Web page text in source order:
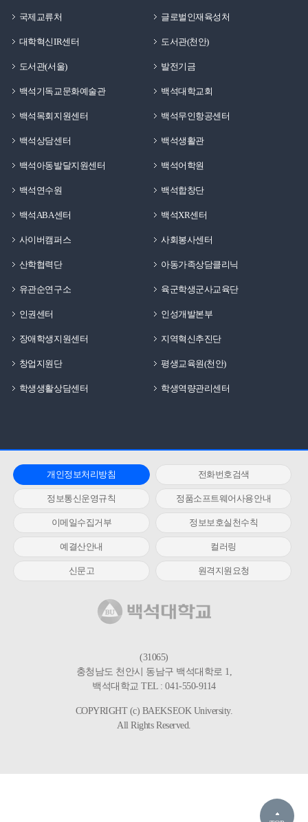
국제교류처 글로벌인재육성처
대학혁신IR센터 도서관(천안)
도서관(서울) 발전기금
백석기독교문화예술관 백석대학교회
백석목회지원센터 백석무인항공센터
백석상담센터 백석생활관
백석아동발달지원센터 백석어학원
백석연수원 백석합창단
백석ABA센터 백석XR센터
사이버캠퍼스 사회봉사센터
산학협력단 아동가족상담클리닉
유관순연구소 육군학생군사교육단
인권센터 인성개발본부
장애학생지원센터 지역혁신추진단
창업지원단 평생교육원(천안)
학생생활상담센터 학생역량관리센터
개인정보처리방침 전화번호검색
정보통신운영규칙 정품소프트웨어사용안내
이메일수집거부 정보보호실천수칙
예결산안내 컬러링
신문고 원격지원요청
(31065)
충청남도 천안시 동남구 백석대학로 1,
백석대학교 TEL : 041-550-9114
COPYRIGHT (c) BAEKSEOK University.
All Rights Reserved.